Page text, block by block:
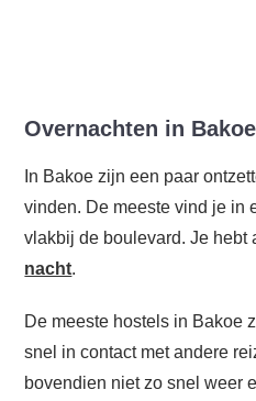
Overnachten in Bakoe
In Bakoe zijn een paar
vinden. De meeste vind je in
vlakbij de boulevard. Je hebt
nacht.
De meeste hostels in Bakoe
snel in contact met andere
bovendien niet zo snel weer